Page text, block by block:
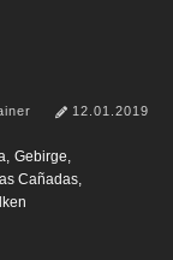
12.01.2019
Gebirge
Cañadas